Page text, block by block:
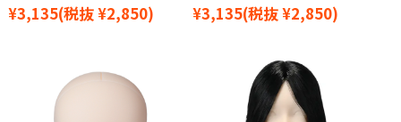
¥3,135(税抜 ¥2,850) ¥3,135(税抜 ¥2,850)